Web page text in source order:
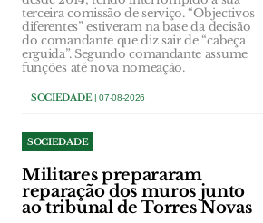
terceira comissão de serviço. “Objectivos
diferentes” estiveram na base da decisão
do comandante que diz sair de “cabeça
erguida”. Segundo comandante assume
funções até nova nomeação.
SOCIEDADE| 07-08-2026
SOCIEDADE
Militares prepararam
reparação dos muros junto
ao tribunal de Torres Novas